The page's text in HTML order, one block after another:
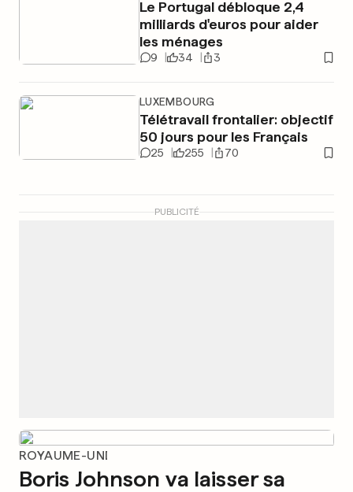
Le Portugal débloque 2,4
milliards d'euros pour aider
les ménages
9 34 3
LUXEMBOURG
Télétravail frontalier: objectif
50 jours pour les Français
25 255 70
PUBLICITÉ
ROYAUME-UNI
Boris Johnson va laisser sa